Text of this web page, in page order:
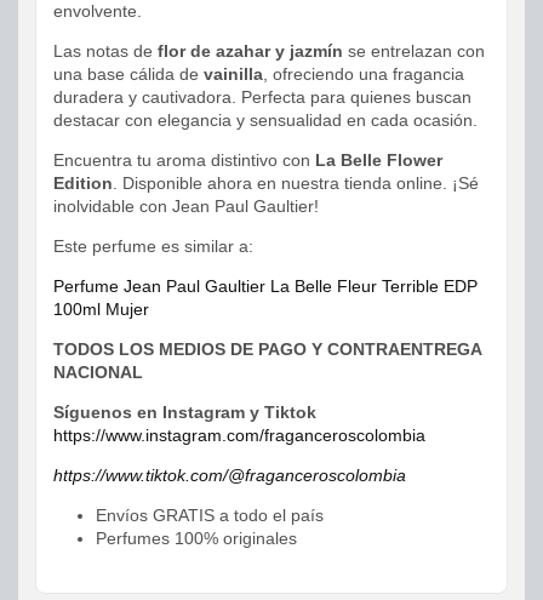
envolvente.
Las notas de flor de azahar y jazmín se entrelazan con
una base cálida de vainilla, ofreciendo una fragancia
duradera y cautivadora. Perfecta para quienes buscan
destacar con elegancia y sensualidad en cada ocasión.
Encuentra tu aroma distintivo con La Belle Flower
Edition. Disponible ahora en nuestra tienda online. ¡Sé
inolvidable con Jean Paul Gaultier!
Este perfume es similar a:
Perfume Jean Paul Gaultier La Belle Fleur Terrible EDP
100ml Mujer
TODOS LOS MEDIOS DE PAGO Y CONTRAENTREGA
NACIONAL
Síguenos en Instagram y Tiktok
https://www.instagram.com/fraganceroscolombia
https://www.tiktok.com/@fraganceroscolombia
Envíos GRATIS a todo el país
Perfumes 100% originales